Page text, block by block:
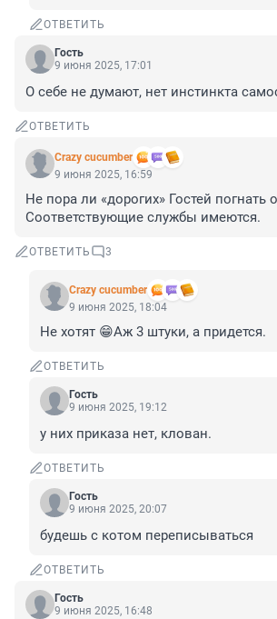
ОТВЕТИТЬ
Гость
9 июня 2025, 17:01
О себе не думают, нет инстинкта
ОТВЕТИТЬ
Crazy cucumber
9 июня 2025, 16:59
Не пора ли «дорогих» Гостей погнать
Соответствующие службы имеются.
ОТВЕТИТЬ 3
Crazy cucumber
9 июня 2025, 18:04
Не хотят 😁Аж 3 штуки, а придется.
ОТВЕТИТЬ
Гость
9 июня 2025, 19:12
у них приказа нет, клован.
ОТВЕТИТЬ
Гость
9 июня 2025, 20:07
будешь с котом переписываться
ОТВЕТИТЬ
Гость
9 июня 2025, 16:48